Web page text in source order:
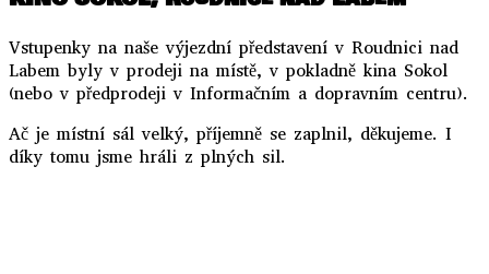
Vstupenky na naše výjezdní představení v Roudnici nad
Labem byly v prodeji na místě, v pokladně kina Sokol
(nebo v předprodeji v Informačním a dopravním centru).
Ač je místní sál velký, příjemně se zaplnil, děkujeme. I
díky tomu jsme hráli z plných sil.